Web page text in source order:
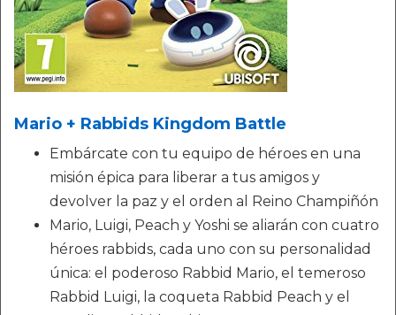
Mario + Rabbids Kingdom Battle
Embárcate con tu equipo de héroes en una
misión épica para liberar a tus amigos y
devolver la paz y el orden al Reino Champiñón
Mario, Luigi, Peach y Yoshi se aliarán con cuatro
héroes rabbids, cada uno con su personalidad
única: el poderoso Rabbid Mario, el temeroso
Rabbid Luigi, la coqueta Rabbid Peach y el